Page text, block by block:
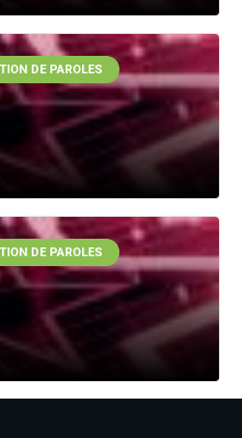
DE PAROLES
DE PAROLES